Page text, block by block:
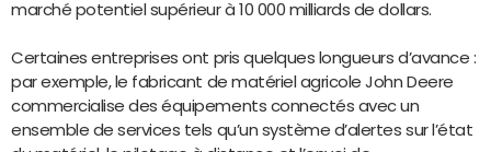
marché potentiel supérieur à 10 000 milliards de dollars.
Certaines entreprises ont pris quelques longueurs d’avance :
par exemple, le fabricant de matériel agricole John Deere
commercialise des équipements connectés avec un
ensemble de services tels qu’un système d’alertes sur l’état